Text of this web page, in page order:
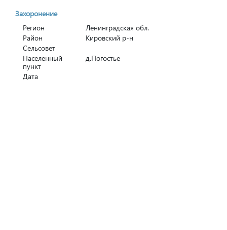
Захоронение
Регион
Ленинградская обл.
Район
Кировский р-н
Сельсовет
Населенный
пункт
д.Погостье
Дата